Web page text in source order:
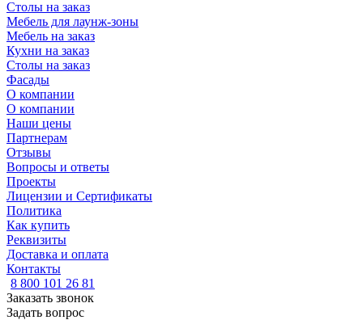
Столы на заказ
Мебель для лаунж-зоны
Мебель на заказ
Кухни на заказ
Столы на заказ
Фасады
О компании
О компании
Наши цены
Партнерам
Отзывы
Вопросы и ответы
Проекты
Лицензии и Сертификаты
Политика
Как купить
Реквизиты
Доставка и оплата
Контакты
8 800 101 26 81
Заказать звонок
Задать вопрос